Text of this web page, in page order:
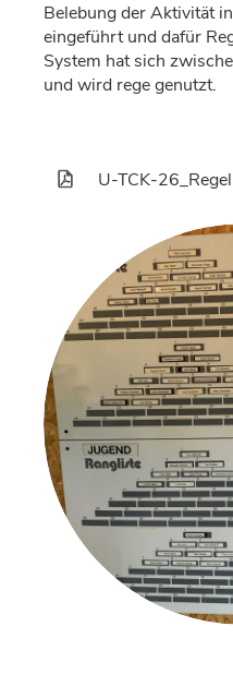
Belebung der Aktivität
eingeführt und dafür
System hat sich
und wird rege genutzt.
U-TCK-